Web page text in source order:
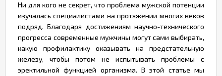
Отзывы
Ни для кого не секрет, что проблема мужской потенции
изучалась специалистами на протяжении многих веков
подряд. Благодаря достижениям научно-технического
прогресса современные мужчины могут сами выбирать,
какую профилактику оказывать на предстательную
железу, чтобы потом не испытывать проблемы с
эректильной функцией организма. В этой статье мы